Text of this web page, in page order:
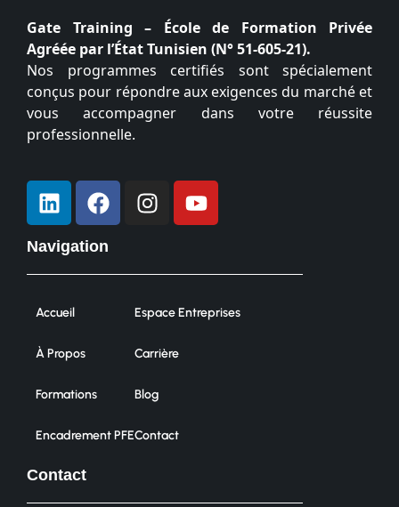
Gate Training – École de Formation Privée
Agréée par l’État Tunisien (N° 51-605-21).
Nos programmes certifiés sont spécialement
conçus pour répondre aux exigences du marché et
vous accompagner dans votre réussite
professionnelle.
Navigation
Accueil
À Propos
Formations
Encadrement PFE
Espace Entreprises
Carrière
Blog
Contact
Contact